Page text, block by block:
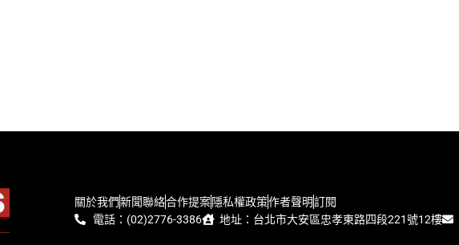
關於我們新聞聯絡合作提案隱私權政策作者聲明訂閱
電話：(02)2776-3386
地址：台北市大安區忠孝東路四段221號12樓